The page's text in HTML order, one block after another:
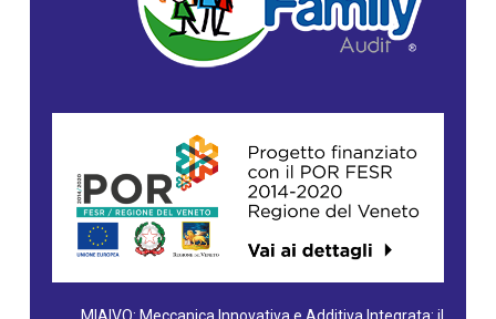
MIAIVO: Meccanica Innovativa e Additiva Integrata: il